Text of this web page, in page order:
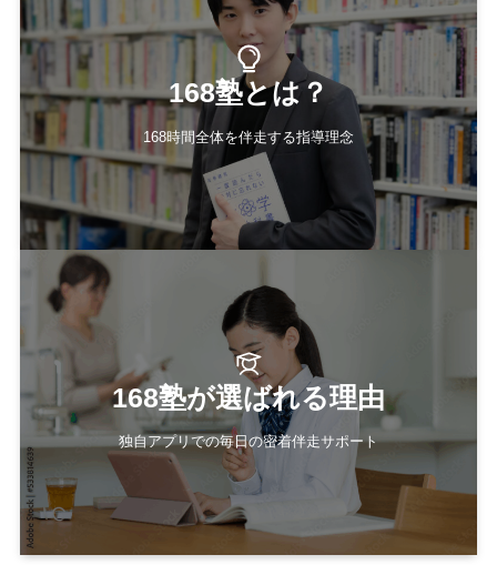
168塾とは？
168時間全体を伴走する指導理念
168塾が選ばれる理由
独自アプリでの毎日の密着伴走サポート